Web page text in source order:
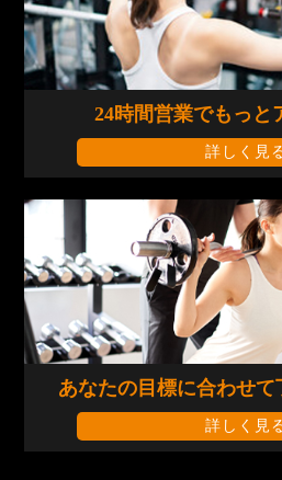
24時間営業でもっと
詳しく見
あなたの目標に合わせて
詳しく見